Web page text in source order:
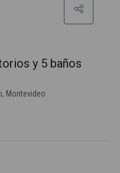
y 5 baños
Montevideo